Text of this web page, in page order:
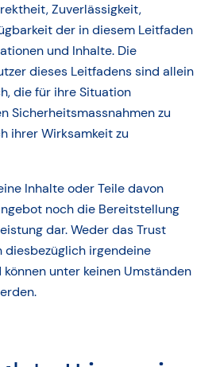
Zuverlässigkeit,
der in diesem Leitfaden
und Inhalte. Die
dieses Leitfadens sind allein
die für ihre Situation
Sicherheitsmassnahmen zu
ihrer Wirksamkeit zu
Inhalte oder Teile davon
noch die Bereitstellung
dar. Weder das Trust
diesbezüglich irgendeine
unter keinen Umständen